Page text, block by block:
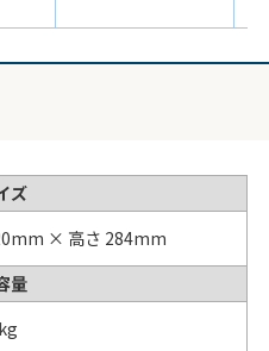
ズ
× 高さ 284mm
量